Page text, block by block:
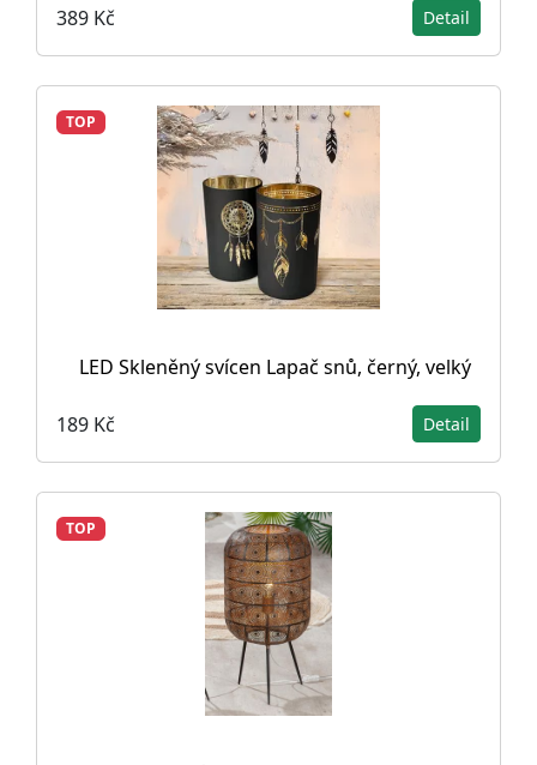
389 Kč Detail
TOP
LED Skleněný svícen Lapač snů, černý, velký
189 Kč Detail
TOP